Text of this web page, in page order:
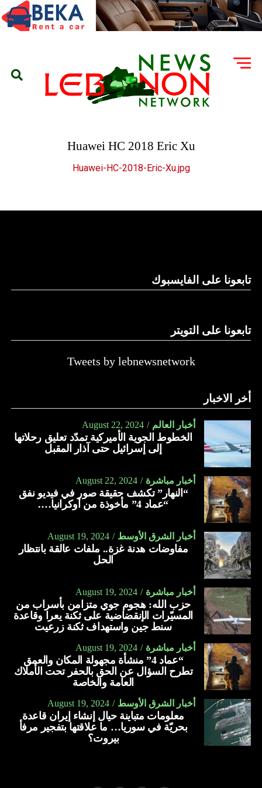
Huawei HC 2018 Eric Xu
Huawei-HC-2018-Eric-Xu.jpg
تابعونا على الفايسبوك
تابعونا على التويتر
Tweets by lebnewsnetwork
أخر الاخبار
أخبار العالم August 22, 2024
الخطوط الجوية الأميركية تمدّد تعليق رحلاتها
إلى إسرائيل حتى آذار المقبل
أخبار مباشرة August 22, 2024
“النهار” تكشف حقيقة صور في فيديو نفق
“عماد 4” مأخوذة من أوكرانيا….
أخبار الشرق الأوسط August 19, 2024
مفاوضات هدنة غزة.. ملفات عالقة بانتظار
الحل
أخبار مباشرة August 19, 2024
حزب الله: هجوم جوي متزامن بأسراب من
المسيّرات الإنقضاضية على ثكنة يعرا وقاعدة
سنط جين واستهداف ثكنة زرعيت
أخبار مباشرة August 19, 2024
“عماد 4” منشأة مجهولة المكان والعمق
تطرح السؤال عن الحق بالحفر تحت الأملاك
العامة والخاصة
أخبار الشرق الأوسط August 19, 2024
معلومات متباينة حيال إنشاء إيران قاعدة
بحريّة في سوريا… ما علاقتها بتفجير مرفأ
بيروت؟